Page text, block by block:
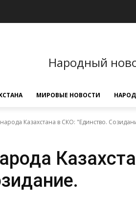
Народный
МИРОВЫЕ НОВОСТИ
Казахстана в СКО: "Единство.